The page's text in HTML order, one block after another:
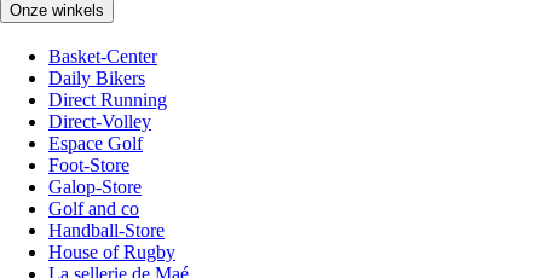
Onze winkels
Basket-Center
Daily Bikers
Direct Running
Direct-Volley
Espace Golf
Foot-Store
Galop-Store
Golf and co
Handball-Store
House of Rugby